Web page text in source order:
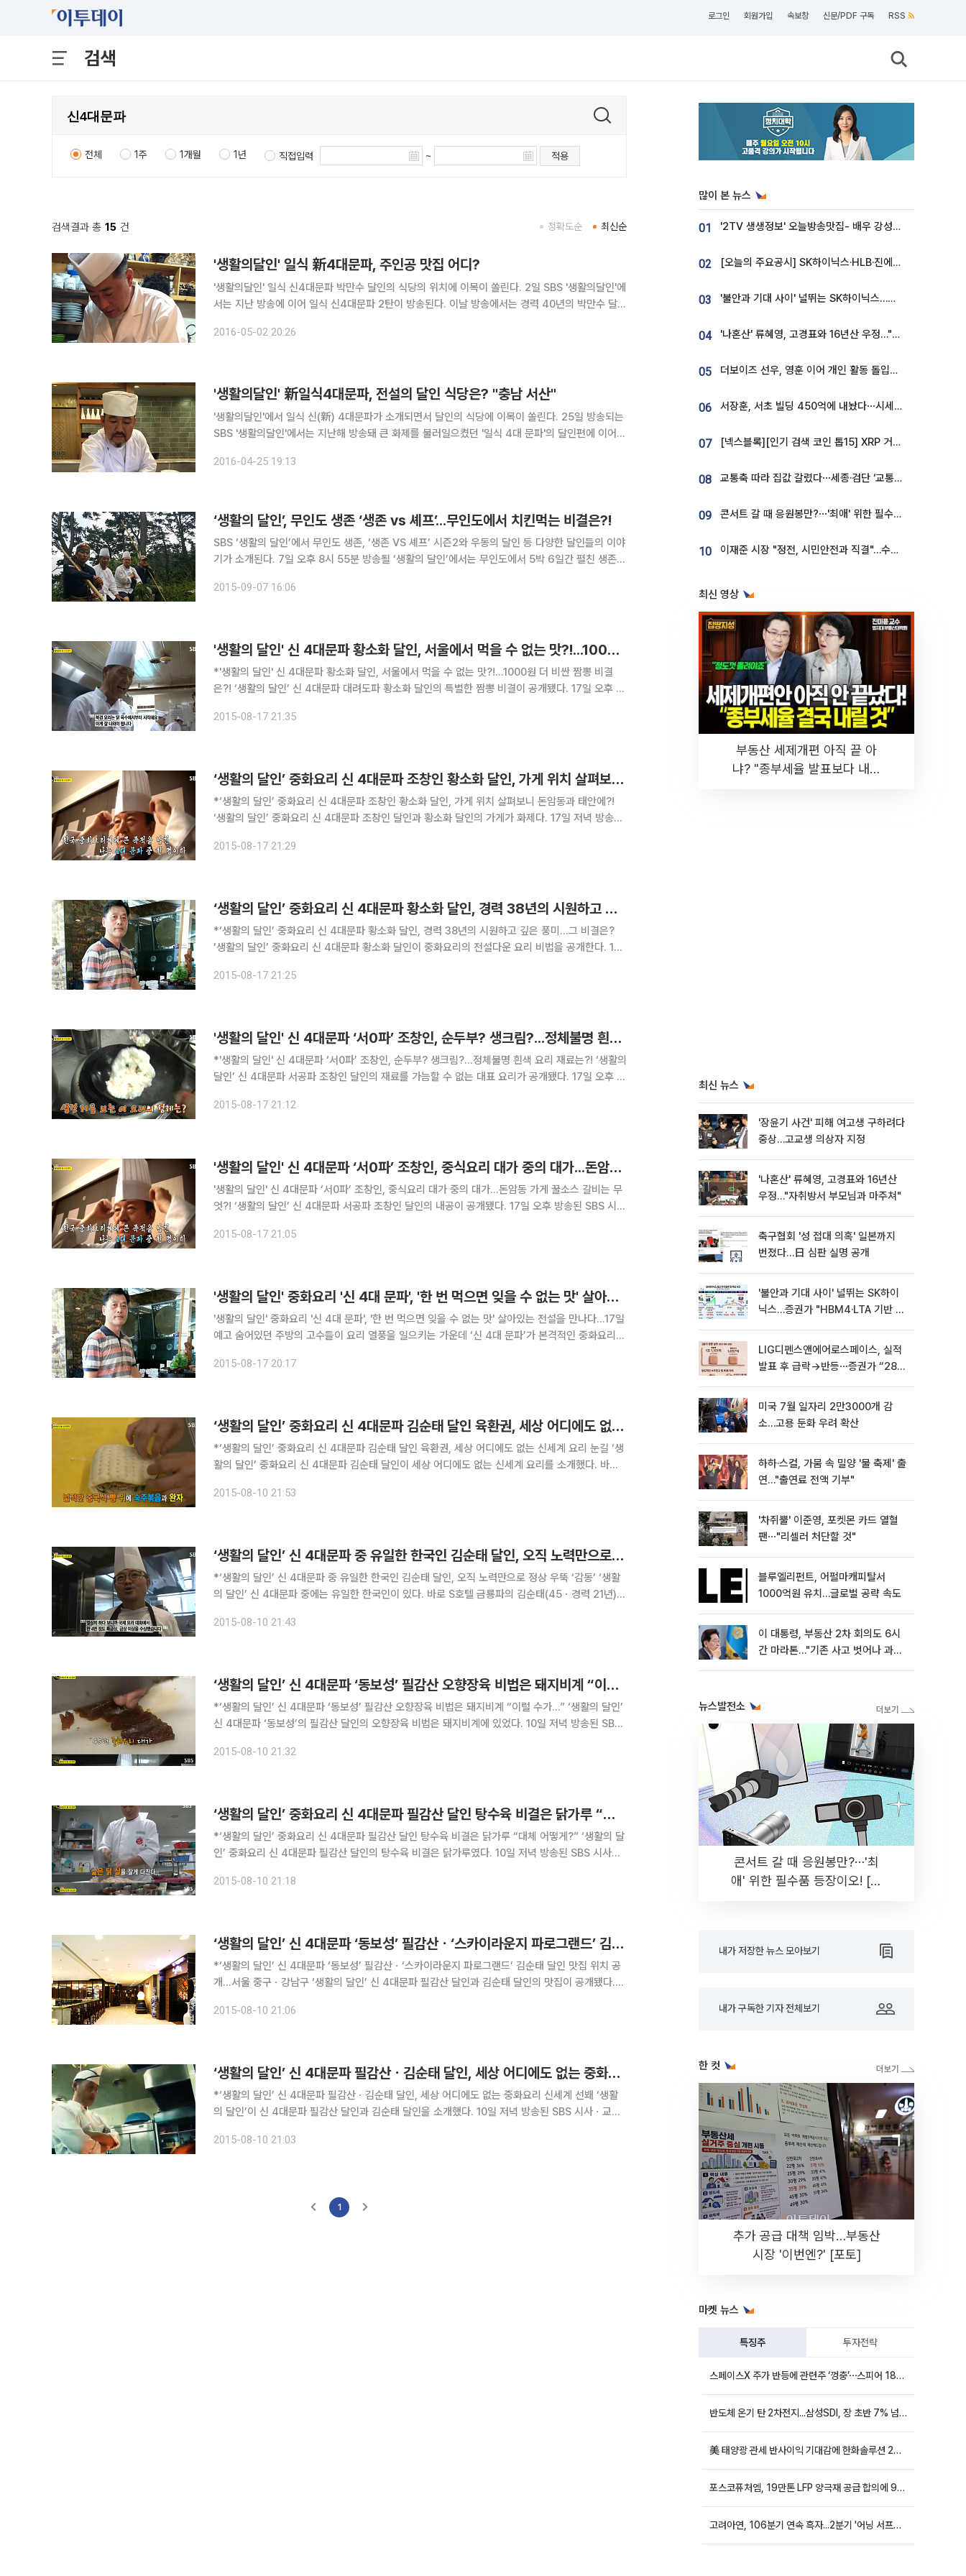
로그인 회원가입 속보창 신문/PDF 구독 RSS
검색
전체 1주 1개월 1년 직접입력 ~ 적용
검색결과 총 15 건 최신순
정확도순
'생활의달인' 일식 新4대문파, 주인공 맛집 어디?
'생활의달인' 일식 신4대문파 박만수 달인의 식당의 위치에 이목이 쏠린다. 2일 SBS '생활의달인'에
서는 지난 방송에 이어 일식 신4대문파 2탄이 방송된다. 이날 방송에서는 경력 40년의 박만수 달인
산에서 최고로 불리는 실력자이자 전국적으
2016-05-02 20:26
'생활의달인' 新일식4대문파, 전설의 달인 식당은? "충남 서산"
'생활의달인'에서 일식 신(新) 4대문파가 소개되면서 달인의 식당에 이목이 쏠린다. 25일 방송되는
SBS '생활의달인'에서는 지난해 방송돼 큰 화제를 불러일으켰던 '일식 4대 문파'의 달인편에 이어
함께 달인이 운영하는 식당에도 관심이 집중되고 있는
2016-04-25 19:13
‘생활의 달인’, 무인도 생존 ‘생존 vs 셰프’...무인도에서 치킨먹는 비결은?!
SBS ‘생활의 달인’에서 무인도 생존, ‘생존 VS 셰프’ 시즌2와 우동의 달인 등 다양한 달인들의 이야
기가 소개된다. 7일 오후 8시 55분 방송될 ‘생활의 달인’에서는 무인도에서 5박 6일간 펼친 생존
창윤 달인(경력 10년)은 찢어진 라면
2015-09-07 16:06
'생활의 달인' 신 4대문파 황소화 달인, 서울에서 먹을 수 없는 맛?!...1000원 더 비싼 짬뽕 비결은?!
*'생활의 달인' 신 4대문파 황소화 달인, 서울에서 먹을 수 없는 맛?!...1000원 더 비싼 짬뽕 비결
은?! ‘생활의 달인’ 신 4대문파 대려도파 황소화 달인의 특별한 짬뽕 비결이 공개됐다. 17일 오후 방
2015-08-17 21:35
‘생활의 달인’ 중화요리 신 4대문파 조창인 황소화 달인, 가게 위치 살펴보니 돈암동과 태안에?!
*‘생활의 달인’ 중화요리 신 4대문파 조창인 황소화 달인, 가게 위치 살펴보니 돈암동과 태안에?!
‘생활의 달인’ 중화요리 신 4대문파 조창인 달인과 황소화 달인의 가게가 화제다. 17일 저녁 방송된
2015-08-17 21:29
‘생활의 달인’ 중화요리 신 4대문파 황소화 달인, 경력 38년의 시원하고 깊은 풍미...그 비결은?
*‘생활의 달인’ 중화요리 신 4대문파 황소화 달인, 경력 38년의 시원하고 깊은 풍미...그 비결은?
‘생활의 달인’ 중화요리 신 4대문파 황소화 달인이 중화요리의 전설다운 요리 비법을 공개한다. 17
2015-08-17 21:25
'생활의 달인' 신 4대문파 ‘서0파’ 조창인, 순두부? 생크림?...정체불명 흰색 요리 재료는?!
*'생활의 달인' 신 4대문파 ‘서0파’ 조창인, 순두부? 생크림?...정체불명 흰색 요리 재료는?! ‘생활의
달인’ 신 4대문파 서공파 조창인 달인의 재료를 가늠할 수 없는 대표 요리가 공개됐다. 17일 오후 방
2015-08-17 21:12
'생활의 달인' 신 4대문파 ‘서0파’ 조창인, 중식요리 대가 중의 대가...돈암동 가게 꿀소스 갈비는 무엇?!
'생활의 달인' 신 4대문파 ‘서0파’ 조창인, 중식요리 대가 중의 대가...돈암동 가게 꿀소스 갈비는 무
엇?! ‘생활의 달인’ 신 4대문파 서공파 조창인 달인의 내공이 공개됐다. 17일 오후 방송된 SBS 시사
전파를 탔다. 조창인 달인은 중식요리계에서
2015-08-17 21:05
'생활의 달인' 중화요리 '신 4대 문파', '한 번 먹으면 잊을 수 없는 맛' 살아있는 전설을 만나다…17일 예고
'생활의 달인' 중화요리 '신 4대 문파', '한 번 먹으면 잊을 수 없는 맛' 살아있는 전설을 만나다…17일
예고 숨어있던 주방의 고수들이 요리 열풍을 일으키는 가운데 ‘신 4대 문파’가 본격적인 중화요리를
2015-08-17 20:17
‘생활의 달인’ 중화요리 신 4대문파 김순태 달인 육환권, 세상 어디에도 없는 신세계 요리 눈길
*‘생활의 달인’ 중화요리 신 4대문파 김순태 달인 육환권, 세상 어디에도 없는 신세계 요리 눈길 ‘생
활의 달인’ 중화요리 신 4대문파 김순태 달인이 세상 어디에도 없는 신세계 요리를 소개했다. 바로
화요리 신 4대문파 김순태 달인이 육환권이라는 요리로
2015-08-10 21:53
‘생활의 달인’ 신 4대문파 중 유일한 한국인 김순태 달인, 오직 노력만으로 정상 우뚝 ‘감동’
*‘생활의 달인’ 신 4대문파 중 유일한 한국인 김순태 달인, 오직 노력만으로 정상 우뚝 ‘감동’ ‘생활
의 달인’ 신 4대문파 중에는 유일한 한국인이 있다. 바로 S호텔 금룡파의 김순태(45ㆍ경력 21년)
대문파 김순태 달인의 감동 스토리가 전파를 탔다
2015-08-10 21:43
‘생활의 달인’ 신 4대문파 ‘동보성’ 필감산 오향장육 비법은 돼지비계 “이럴 수가…”
*‘생활의 달인’ 신 4대문파 ‘동보성’ 필감산 오향장육 비법은 돼지비계 “이럴 수가…” ‘생활의 달인’
신 4대문파 ‘동보성’의 필감산 달인의 오향장육 비법은 돼지비계에 있었다. 10일 저녁 방송된 SBS
법이 공개됐다. 이날 ‘생활의 달인’에서 소개된
2015-08-10 21:32
‘생활의 달인’ 중화요리 신 4대문파 필감산 달인 탕수육 비결은 닭가루 “대체 어떻게?”
*‘생활의 달인’ 중화요리 신 4대문파 필감산 달인 탕수육 비결은 닭가루 “대체 어떻게?” ‘생활의 달
인’ 중화요리 신 4대문파 필감산 달인의 탕수육 비결은 닭가루였다. 10일 저녁 방송된 SBS 시사ㆍ
파를 탔다. 이날 ‘생활의 달인’에서 필감산 달인의 탕
2015-08-10 21:18
‘생활의 달인’ 신 4대문파 ‘동보성’ 필감산ㆍ‘스카이라운지 파로그랜드’ 김순태 달인 맛집 위치 공개…서울 중구ㆍ강남구
*‘생활의 달인’ 신 4대문파 ‘동보성’ 필감산ㆍ‘스카이라운지 파로그랜드’ 김순태 달인 맛집 위치 공
개…서울 중구ㆍ강남구 ‘생활의 달인’ 신 4대문파 필감산 달인과 김순태 달인의 맛집이 공개됐다.
2015-08-10 21:06
‘생활의 달인’ 신 4대문파 필감산ㆍ김순태 달인, 세상 어디에도 없는 중화요리 신세계 선봬
*‘생활의 달인’ 신 4대문파 필감산ㆍ김순태 달인, 세상 어디에도 없는 중화요리 신세계 선봬 ‘생활
의 달인’이 신 4대문파 필감산 달인과 김순태 달인을 소개했다. 10일 저녁 방송된 SBS 시사ㆍ교양
소개한 중화요리 신 4대문파는 G호텔 봉황파의 필감
2015-08-10 21:03
1
많이 본 뉴스
01 '2TV 생생정보' 오늘방송맛집- 배우 강성진 단골! 쌀국수ㆍ푸팟퐁 커리 맛집 '블○○○'
02 [오늘의 주요공시] SK하이닉스·HLB·진에어·포스코홀딩스·네이버·대우건설 등
03 '불안과 기대 사이' 널뛰는 SK하이닉스…증권가 "HBM4·LTA 기반 펀터멘털 견고"
04 '나혼산' 류혜영, 고경표와 16년산 우정…"자취방서 부모님과 마주쳐"
05 더보이즈 선우, 영훈 이어 개인 활동 돌입⋯앳에어리어와 전속계약
06 서장훈, 서초 빌딩 450억에 내놨다⋯시세차익은
07 [넥스블록][인기 검색 코인 톱15] XRP 거래량 14억달러…ETHGas 급등·Bless 급락…고변동 알트 부각
08 교통축 따라 집값 갈렸다⋯세종·검단 ‘교통 프리미엄’ 뚜렷
09 콘서트 갈 때 응원봉만?⋯'최애' 위한 필수품 등장이오! [솔드아웃]
10 이재준 시장 "정전, 시민안전과 직결"…수원시 비상대응체계 가동
최신 영상
부동산 세제개편 아직 끝 아
냐? "종부세율 발표보다 내릴
최신 뉴스
'장윤기 사건' 피해 여고생 구하려다
중상…고교생 의상자 지정
'나혼산' 류혜영, 고경표와 16년산
우정…"자취방서 부모님과 마주쳐"
축구협회 '성 접대 의혹' 일본까지
번졌다…日 심판 실명 공개
'불안과 기대 사이' 널뛰는 SK하이
닉스…증권가 "HBM4·LTA 기반 펀
LIG디펜스앤에어로스페이스, 실적
발표 후 급락→반등⋯증권가 “28년
미국 7월 일자리 2만3000개 감
소…고용 둔화 우려 확산
하하·스컬, 가뭄 속 밀양 '물 축제' 출
연…"출연료 전액 기부"
'차쥐뿔' 이준영, 포켓몬 카드 열혈
팬⋯"리셀러 처단할 것"
블루엘리펀트, 어펄마캐피탈서
1000억원 유치…글로벌 공략 속도
이 대통령, 부동산 2차 회의도 6시
간 마라톤…"기존 사고 벗어나 과감
뉴스발전소
콘서트 갈 때 응원봉만?⋯'최
애' 위한 필수품 등장이오! [솔
내가 저장한 뉴스 모아보기
내가 구독한 기자 전체보기
한 컷
추가 공급 대책 임박…부동산
시장 '이번엔?' [포토]
마켓 뉴스
특징주 투자전략
스페이스X 주가 반등에 관련주 ‘껑충’⋯스피어 18%ㆍ에이치브이엠 12%↑
반도체 온기 탄 2차전지...삼성SDI, 장 초반 7% 넘게 껑충
美 태양광 관세 반사이익 기대감에 한화솔루션 20%대·OCI홀딩스 14%대 급등
포스코퓨처엠, 19만톤 LFP 양극재 공급 합의에 9%대 강세
고려아연, 106분기 연속 흑자...2분기 '어닝 서프라이즈'에 장 초반 12%대 강세